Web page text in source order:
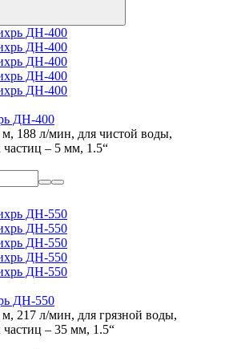
ДН-400
188 л/мин, для чистой воды,
– 5 мм, 1.5“
ДН-550
217 л/мин, для грязной воды,
– 35 мм, 1.5“